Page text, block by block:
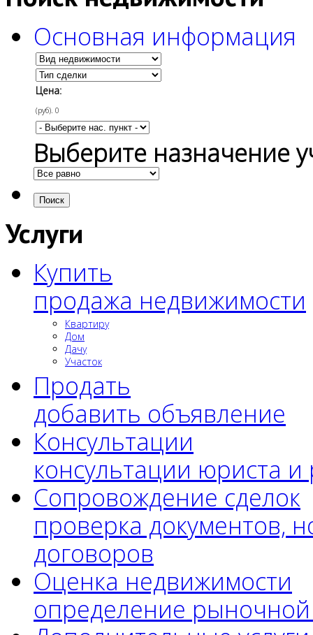
Основная информация
Цена:
(руб). 0
Выберите назначение
Поиск
Услуги
Купить
продажа недвижимости
Квартиру
Дом
Дачу
Участок
Продать
добавить объявление
Консультации
консультации юриста и
Сопровождение сделок
проверка документов,
договоров
Оценка недвижимости
определение рыночной